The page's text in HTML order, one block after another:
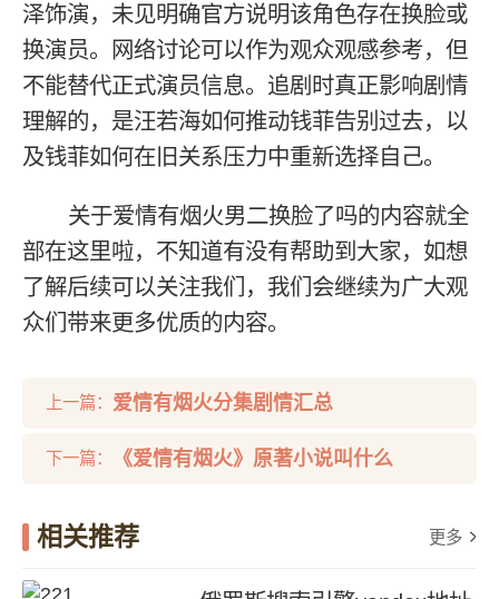
泽饰演，未见明确官方说明该角色存在换脸或
换演员。网络讨论可以作为观众观感参考，但
不能替代正式演员信息。追剧时真正影响剧情
理解的，是汪若海如何推动钱菲告别过去，以
及钱菲如何在旧关系压力中重新选择自己。
关于爱情有烟火男二换脸了吗的内容就全
部在这里啦，不知道有没有帮助到大家，如想
了解后续可以关注我们，我们会继续为广大观
众们带来更多优质的内容。
上一篇： 爱情有烟火分集剧情汇总
下一篇： 《爱情有烟火》原著小说叫什么
相关推荐 更多